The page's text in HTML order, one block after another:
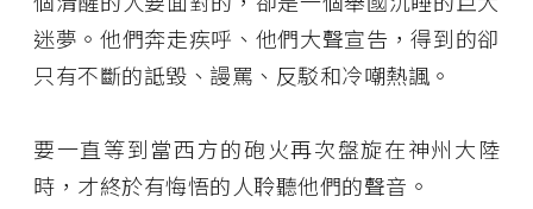
迷夢。他們奔走疾呼、他們大聲宣告，得到的卻
只有不斷的詆毀、謾罵、反駁和冷嘲熱諷。
要一直等到當西方的砲火再次盤旋在神州大陸
時，才終於有悔悟的人聆聽他們的聲音。